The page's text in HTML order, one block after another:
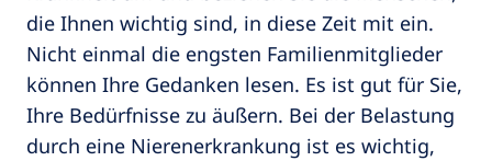
die Ihnen wichtig sind, in diese Zeit mit ein.
Nicht einmal die engsten Familienmitglieder
können Ihre Gedanken lesen. Es ist gut für Sie,
Ihre Bedürfnisse zu äußern. Bei der Belastung
durch eine Nierenerkrankung ist es wichtig,